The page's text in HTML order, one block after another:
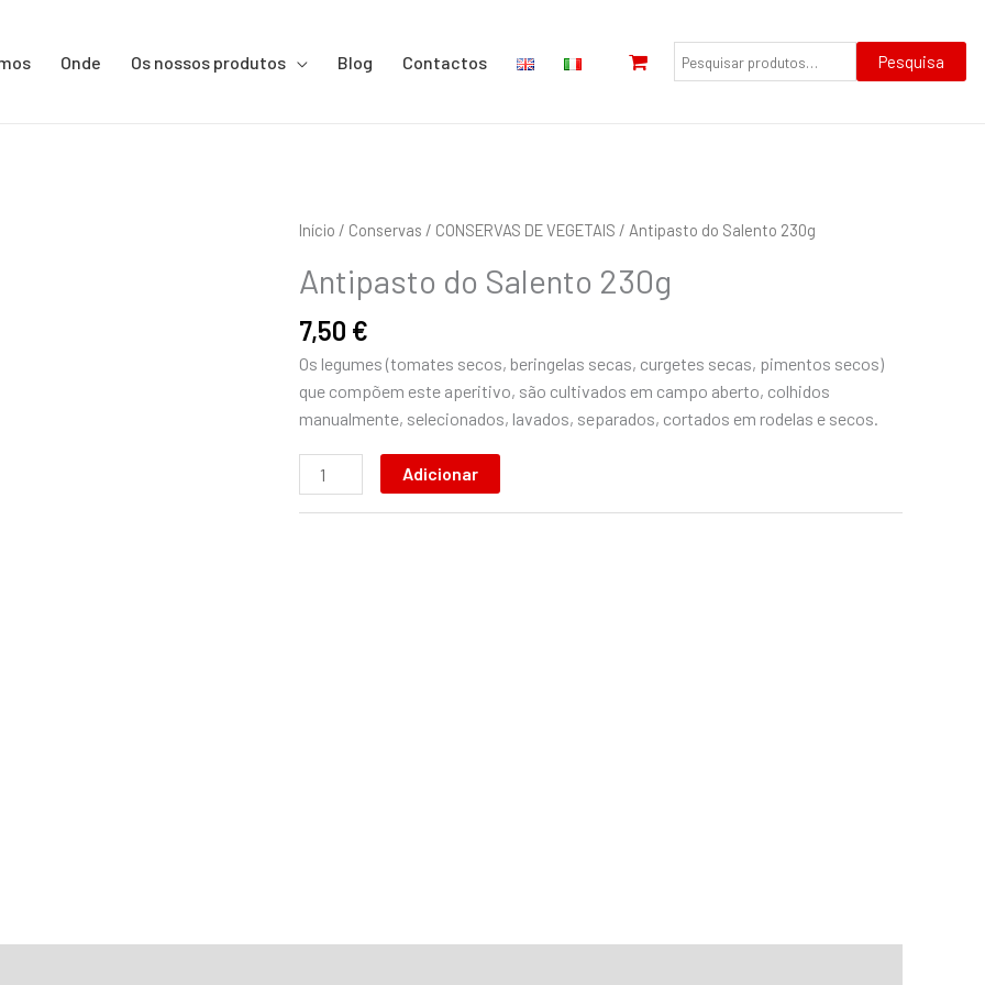
Onde Os nossos produtos Blog Contactos
por:
Pesquisa
Início / Conservas / CONSERVAS DE VEGETAIS / Antipasto do Salento 230g
Antipasto do Salento 230g
7,50 €
Os legumes (tomates secos, beringelas secas, curgetes secas, pimentos secos)
que compõem este aperitivo, são cultivados em campo aberto, colhidos
manualmente, selecionados, lavados, separados, cortados em rodelas e secos.
Quantidade
Antipasto
Salento
230g
Adicionar